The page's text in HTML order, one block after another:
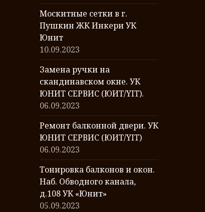
Москитные сетки в г.
Пушкин ЖК Инкери УК
Юнит
10.09.2023
Замена ручки на
скандинавском окне. УК
ЮНИТ СЕРВИС (ЮИТ/YIT).
06.09.2023
Ремонт балконной двери. УК
ЮНИТ СЕРВИС (ЮИТ/YIT)
06.09.2023
Тонировка балконов и окон.
Наб. Обводного канала,
д.108 УК «Юнит»
05.09.2023